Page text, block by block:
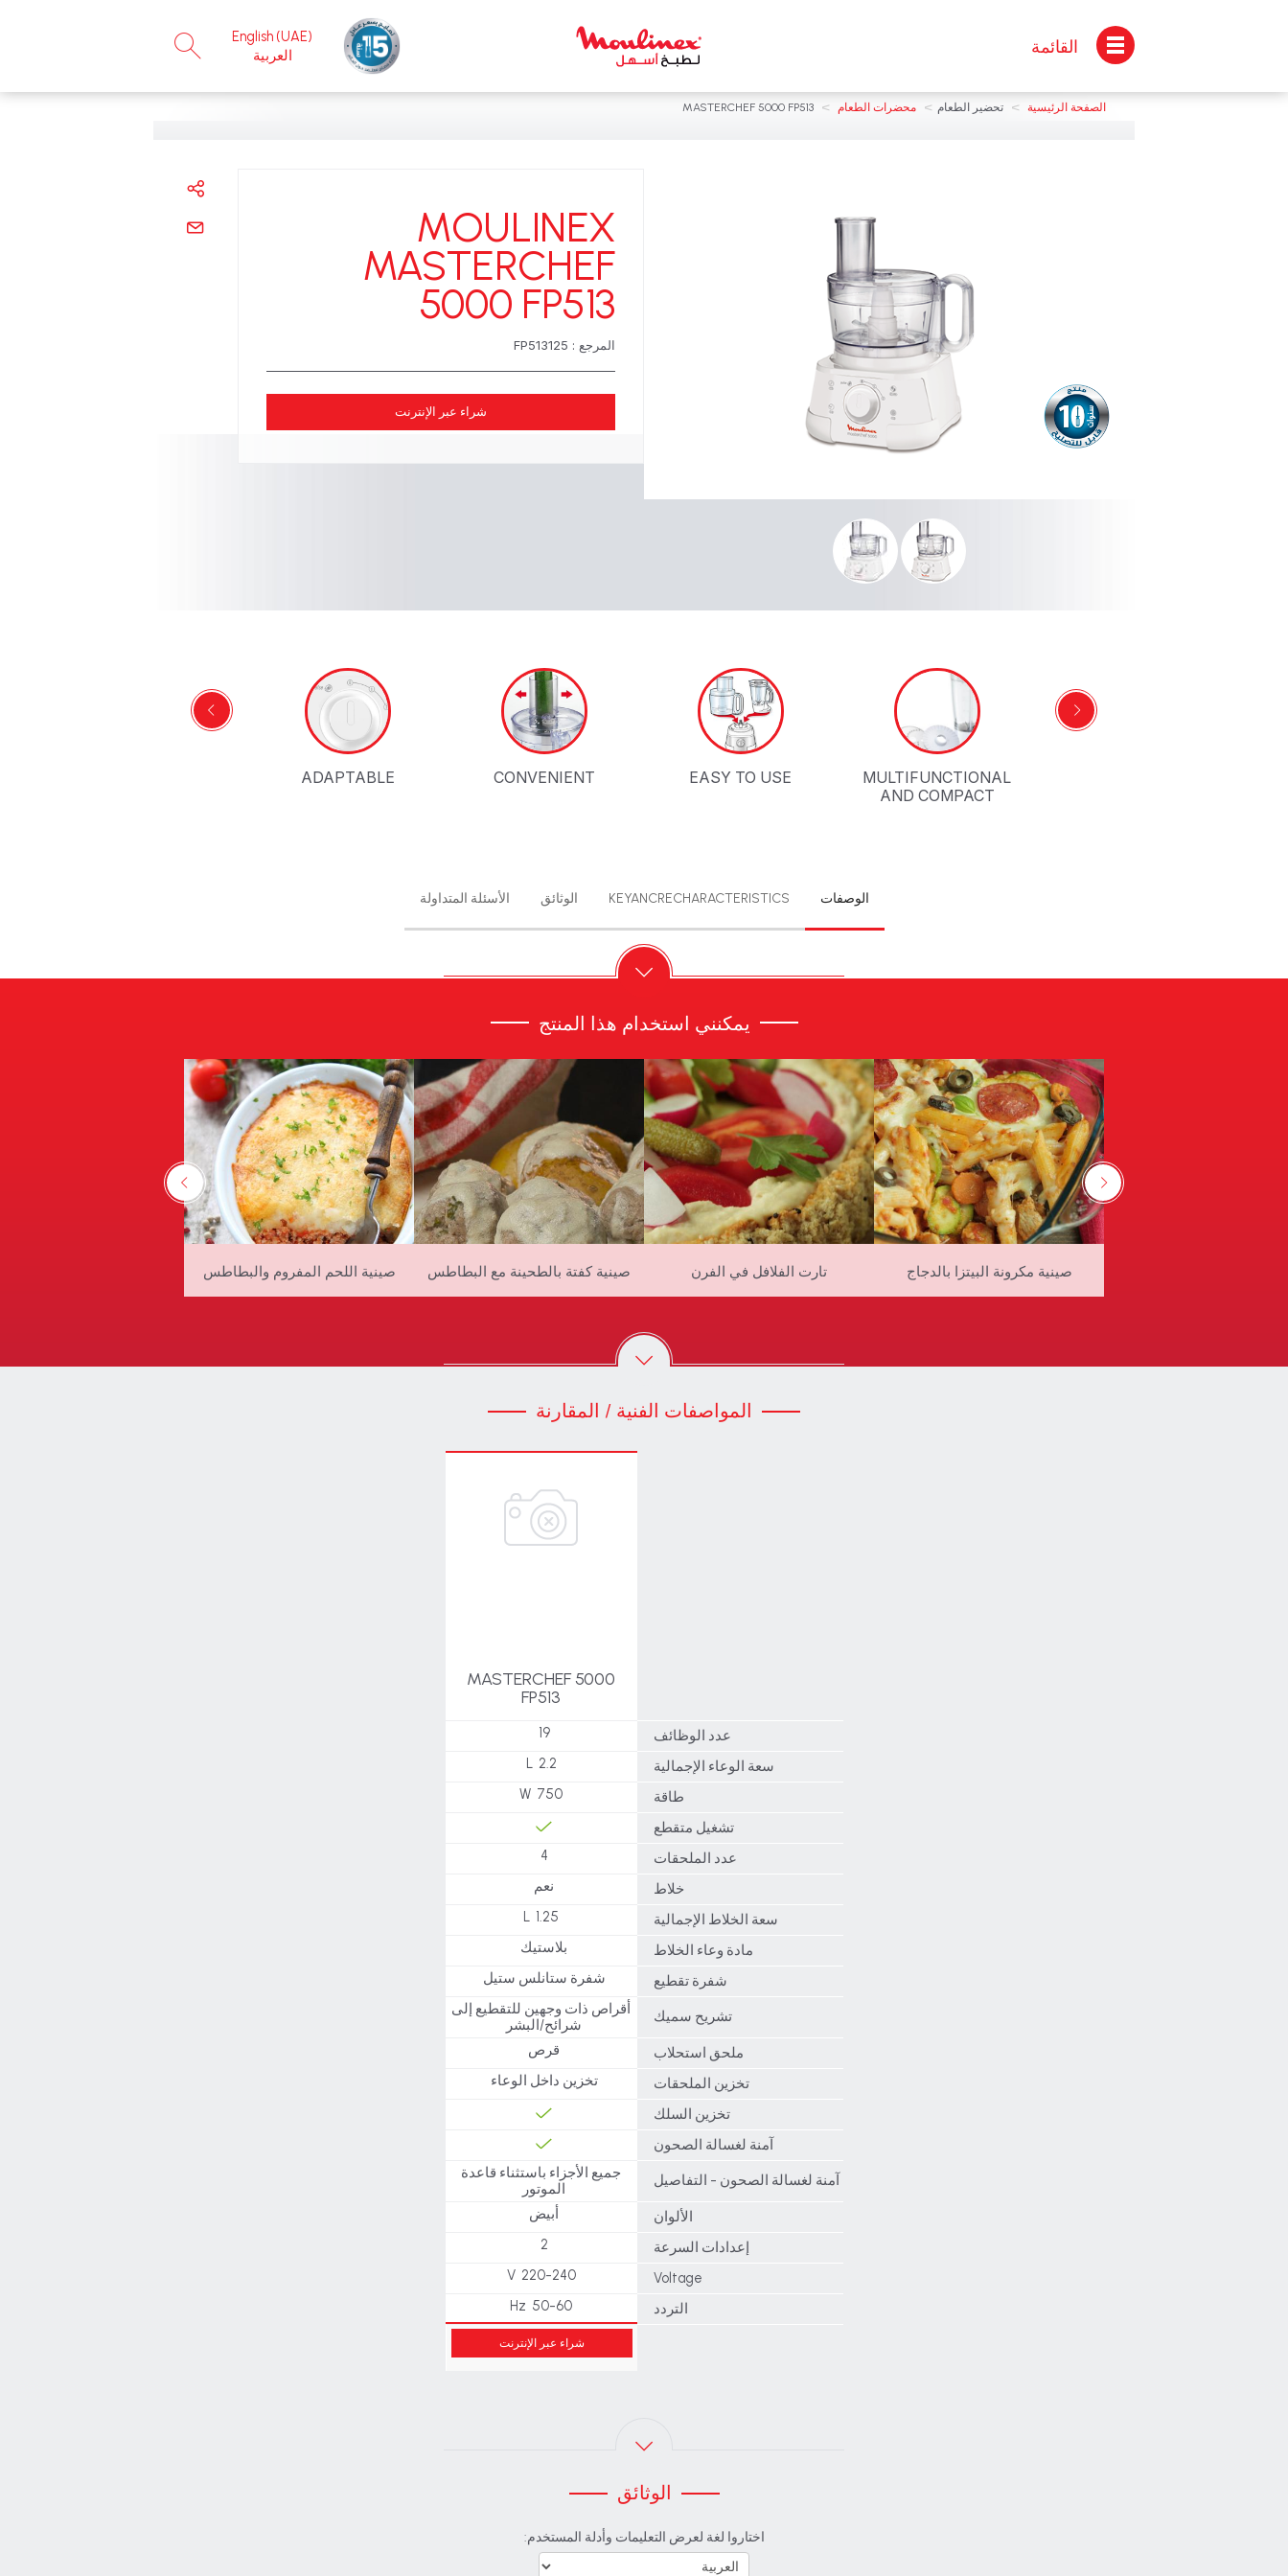
القائمة
English (UAE)
العربية
×
الصفحة الرئيسية > تحضير الطعام > محضرات الطعام >
MASTERCHEF 5000 FP513
MOULINEX
MASTERCHEF
5000 FP513
المرجع : FP513125
شراء عبر الإنترنت
MULTIFUNCTIONAL
AND COMPACT
EASY TO USE
CONVENIENT
ADAPTABLE
الوصفات KEYANCRECHARACTERISTICS الوثائق الأسئلة المتداولة
يمكنني استخدام هذا المنتج
صينية مكرونة البيتزا بالدجاج تارت الفلافل في الفرن صينية كفتة بالطحينة مع البطاطس صينية اللحم المفروم والبطاطس
المواصفات الفنية / المقارنة
MASTERCHEF 5000
FP513
عدد الوظائف
19
سعة الوعاء الإجمالية
2.2 L
طاقة
750 W
تشغيل متقطع
عدد الملحقات
4
خلاط
نعم
سعة الخلاط الإجمالية
1.25 L
مادة وعاء الخلاط
بلاستيك
شفرة تقطيع
شفرة ستانلس ستيل
تشريح سميك
أقراص ذات وجهين للتقطيع إلى
شرائح/البشر
ملحق استحلاب
قرص
تخزين الملحقات
تخزين داخل الوعاء
تخزين السلك
آمنة لغسالة الصحون
آمنة لغسالة الصحون - التفاصيل
جميع الأجزاء باستثناء قاعدة
الموتور
الألوان
أبيض
إعدادات السرعة
2
Voltage
220-240 V
التردد
50-60 Hz
شراء عبر الإنترنت
الوثائق
اختاروا لغة لعرض التعليمات وأدلة المستخدم: